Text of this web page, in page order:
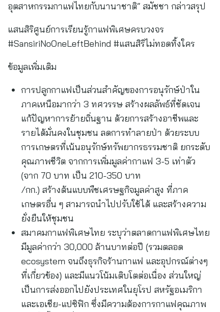
อุตสาหกรรมกาแฟไทยกับนานาชาติ” สมัชชา กล่าวสรุป
แสนสิริศูนย์การเรียนรู้กาแฟพิเศษครบวงจร
#SansiriNoOneLeftBehind #แสนสิริไม่ทอดทิ้งใคร
ข้อมูลเพิ่มเติม
การปลูกกาแฟเป็นส่วนสำคัญของการอนุรักษ์ป่าใน
ภาคเหนือมากว่า 3 ทศวรรษ สร้างผลลัพธ์ที่ชัดเจน
แก้ปัญหาการย้ายถิ่นฐาน ด้วยการสร้างอาชีพและ
รายได้มั่นคงในชุมชน ลดการทำลายป่า ด้วยระบบ
การเกษตรที่เน้นอนุรักษ์ทรัพยากรธรรมชาติ ยกระดับ
คุณภาพชีวิต จากการเพิ่มมูลค่ากาแฟ 3-5 เท่าตัว
(จาก 70 บาท เป็น 210-350 บาท
/กก.) สร้างต้นแบบพืชเศรษฐกิจมูลค่าสูง ที่ภาค
เกษตรอื่น ๆ สามารถนำไปปรับใช้ได้ และสร้างความ
ยั่งยืนให้ชุมชน
สมาคมกาแฟพิเศษไทย ระบุว่าตลาดกาแฟพิเศษไทย
มีมูลค่ากว่า 30,000 ล้านบาทต่อปี (รวมตลอด
ecosystem จนถึงธุรกิจร้านกาแฟ และอุปกรณ์ต่างๆ
ที่เกี่ยวข้อง) และมีแนวโน้มเติบโตต่อเนื่อง ส่วนใหญ่
เป็นการส่งออกไปยังประเทศในยุโรป สหรัฐอเมริกา
และเอเชีย-แปซิฟิก ซึ่งมีความต้องการกาแฟคุณภาพ